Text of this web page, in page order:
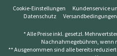
Cookie-Einstellungen Kundenservice
Datenschutz
Versandbedingungen
* Alle Preise inkl. gesetzl.
Nachnahmegebühren, wenn
** Ausgenommen sind alle bereits